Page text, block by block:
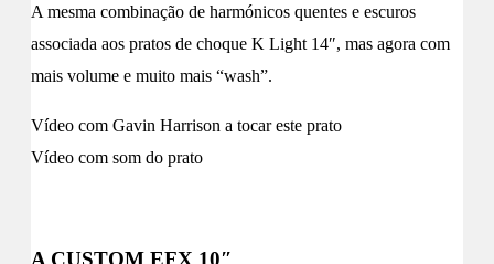
A mesma combinação de harmónicos quentes e escuros
associada aos pratos de choque K Light 14″, mas agora com
mais volume e muito mais “wash”.
Vídeo com Gavin Harrison a tocar este prato
Vídeo com som do prato
A CUSTOM EFX 10″